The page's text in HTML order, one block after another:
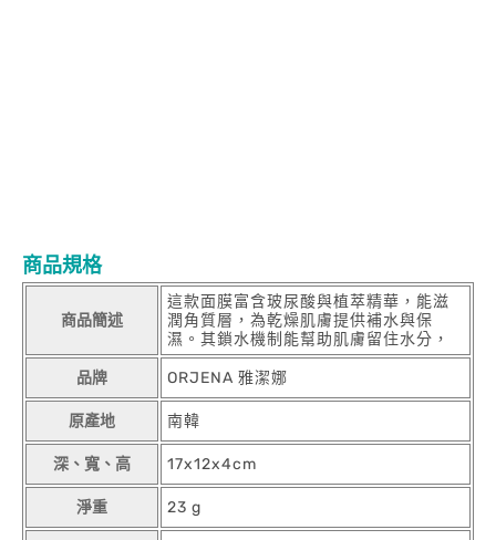
商品規格
商品簡述
這款面膜富含玻尿酸與植萃精華，能滋
潤角質層，為乾燥肌膚提供補水與保
濕。其鎖水機制能幫助肌膚留住水分，
品牌 ORJENA 雅潔娜
原產地 南韓
深、寬、高 17x12x4cm
淨重 23 g